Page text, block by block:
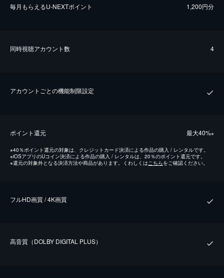
毎⽉もらえるU-NEXTポイント 1,200円分
同時視聴アカウント数 4
アカウントごとの機能制限設定
ポイント還元 最⼤40%※
※40％ポイント還元の対象は、クレジットカード決済による作品の購入 / レンタルです。
※iOSアプリのUコイン決済による作品の購入 / レンタルは、20％のポイント還元です。
※還元の対象外となる決済方法や商品があります。くわしくは こちらをご確認ください。
フルHD画質 / 4K画質
⾼⾳質（DOLBY DIGITAL PLUS）